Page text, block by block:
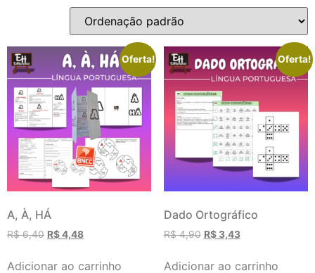
Oferta!
A, À, HÁ
R$6,40 R$4,48
Adicionar ao carrinho
Oferta!
Dado Ortográfico
R$4,90 R$3,43
Adicionar ao carrinho